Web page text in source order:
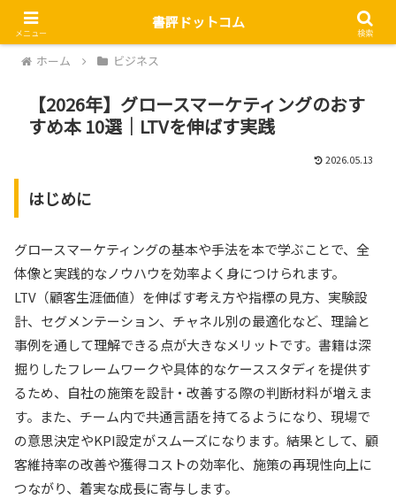
ホーム ビジネス
【2026年】グロースマーケティングのおす
すめ本 10選｜LTVを伸ばす実践
2026.05.13
はじめに
グロースマーケティングの基本や手法を本で学ぶことで、全
体像と実践的なノウハウを効率よく身につけられます。
LTV（顧客生涯価値）を伸ばす考え方や指標の見方、実験設
計、セグメンテーション、チャネル別の最適化など、理論と
事例を通して理解できる点が大きなメリットです。書籍は深
掘りしたフレームワークや具体的なケーススタディを提供す
るため、自社の施策を設計・改善する際の判断材料が増えま
す。また、チーム内で共通言語を持てるようになり、現場で
の意思決定やKPI設定がスムーズになります。結果として、顧
客維持率の改善や獲得コストの効率化、施策の再現性向上に
つながり、着実な成長に寄与します。
メニュー
書評ドットコム
検索